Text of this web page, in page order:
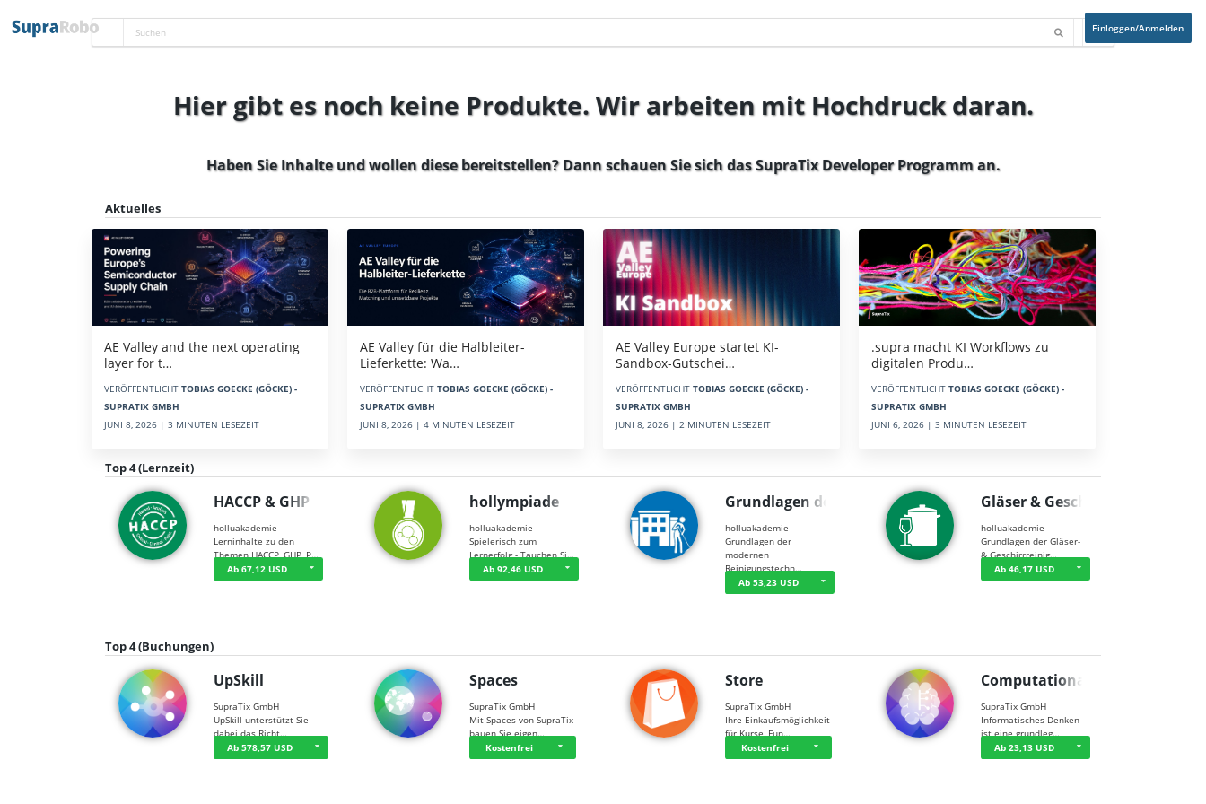
Einloggen/Anmelden
Hier gibt es noch keine Produkte. Wir arbeiten mit Hochdruck daran.
Haben Sie Inhalte und wollen diese bereitstellen? Dann schauen Sie sich dasSupraTix Developer Programman.
Aktuelles
AE Valley and the next operating
layer for t…
VERÖFFENTLICHT TOBIAS GOECKE (GÖCKE) -
SUPRATIX GMBH
JUNI 8, 2026 | 3 MINUTEN LESEZEIT
AE Valley für die Halbleiter-
Lieferkette: Wa…
VERÖFFENTLICHT TOBIAS GOECKE (GÖCKE) -
SUPRATIX GMBH
JUNI 8, 2026 | 4 MINUTEN LESEZEIT
AE Valley Europe startet KI-
Sandbox-Gutschei…
VERÖFFENTLICHT TOBIAS GOECKE (GÖCKE) -
SUPRATIX GMBH
JUNI 8, 2026 | 2 MINUTEN LESEZEIT
.supra macht KI Workflows zu
digitalen Produ…
VERÖFFENTLICHT TOBIAS GOECKE (GÖCKE) -
SUPRATIX GMBH
JUNI 6, 2026 | 3 MINUTEN LESEZEIT
Top 4 (Lernzeit)
HACCP & GHP
holluakademie
Lerninhalte zu den
Themen HACCP, GHP, P…
Ab 67,12 USD
hollympiade
holluakademie
Spielerisch zum
Lernerfolg - Tauchen Si…
Ab 92,46 USD
Grundlagen der …
holluakademie
Grundlagen der
modernen
Reinigungstechn…
Ab 53,23 USD
Gläser & Geschi…
holluakademie
Grundlagen der Gläser-
& Geschirrreinig…
Ab 46,17 USD
Top 4 (Buchungen)
UpSkill
SupraTix GmbH
UpSkill unterstützt Sie
dabei das Richt…
Ab 578,57 USD
Spaces
SupraTix GmbH
Mit Spaces von SupraTix
bauen Sie eigen…
Kostenfrei
Store
SupraTix GmbH
Ihre Einkaufsmöglichkeit
für Kurse, Fun…
Kostenfrei
Computational T…
SupraTix GmbH
Informatisches Denken
ist eine grundleg…
Ab 23,13 USD